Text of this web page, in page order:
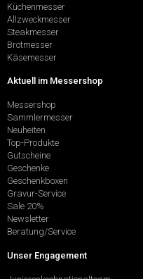
Küchenmesser
Allzweckmesser
Steakmesser
Brotmesser
Käsemesser
Aktuell im Messershop
Messershop
Sammlermesser
Neuheiten
Top-Produkte
Gutscheine
Geschenke
Geschenkboxen
Gravur-Service
Sale 20%
Newsletter
Beratung/Service
Unser Engagement